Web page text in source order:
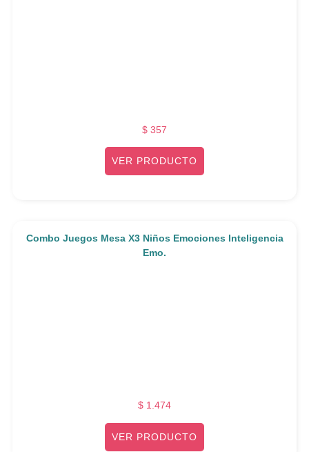
$ 357
VER PRODUCTO
Combo Juegos Mesa X3 Niños Emociones Inteligencia
Emo.
$ 1.474
VER PRODUCTO